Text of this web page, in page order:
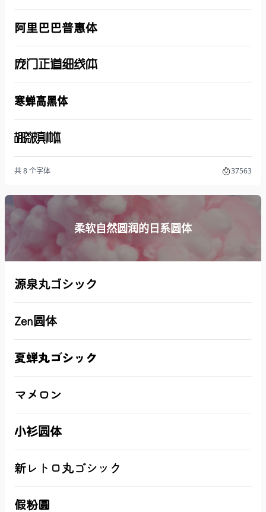
阿里巴巴普惠体
庞门正道细线体
寒蝉高黑体
胡晓波真帅体
共 8 个字体 37563
柔软自然圆润的日系圆体
源泉丸ゴシック
Zen圆体
夏蝉丸ゴシック
マメロン
小衫圆体
新レトロ丸ゴシック
假粉圓